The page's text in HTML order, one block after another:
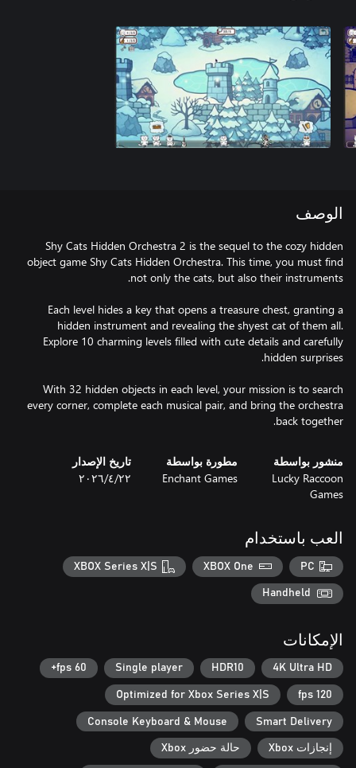
الوصف
Shy Cats Hidden Orchestra 2 is the sequel to the cozy hidden
object game Shy Cats Hidden Orchestra. This time, you must find
Each level hides a key that opens a treasure chest, granting a
hidden instrument and revealing the shyest cat of them all.
Explore 10 charming levels filled with cute details and carefully
With 32 hidden objects in each level, your mission is to search
every corner, complete each musical pair, and bring the orchestra
back together.
منشور بواسطة
Lucky Raccoon
Games
مطورة بواسطة
Enchant Games
تاريخ الإصدار
٢٢‏/٤‏/٢٠٢٦
العب باستخدام
PC
XBOX One
XBOX Series X|S
Handheld
الإمكانات
4K Ultra HD
HDR10
Single player
60 fps+
120 fps
Optimized for Xbox Series X|S
Smart Delivery
Console Keyboard & Mouse
إنجازات Xbox حالة حضور Xbox